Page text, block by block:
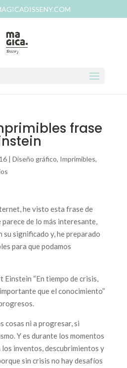
frase
| Diseño gráfico, Imprimibles,
he visto esta frase de
de lo más interesante,
su significado y, he preparado
para que podamos
Einstein “En tiempo de crisis,
que el conocimiento”
cosas ni a progresar, si
Y es durante los momentos
los inventos, descubrimientos y
sin crisis no hay desafíos